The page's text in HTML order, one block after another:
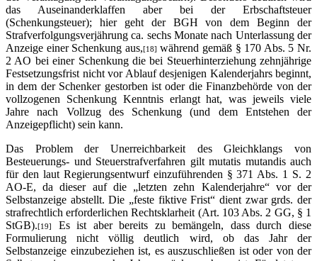
das Auseinanderklaffen aber bei der Erbschaftsteuer
(Schenkungsteuer); hier geht der BGH von dem Beginn der
Strafverfolgungsverjährung ca. sechs Monate nach Unterlassung der
Anzeige einer Schenkung aus,[18] während gemäß § 170 Abs. 5 Nr.
2 AO bei einer Schenkung die bei Steuerhinterziehung zehnjährige
Festsetzungsfrist nicht vor Ablauf desjenigen Kalenderjahrs beginnt,
in dem der Schenker gestorben ist oder die Finanzbehörde von der
vollzogenen Schenkung Kenntnis erlangt hat, was jeweils viele
Jahre nach Vollzug des Schenkung (und dem Entstehen der
Anzeigepflicht) sein kann.
Das Problem der Unerreichbarkeit des Gleichklangs von
Besteuerungs- und Steuerstrafverfahren gilt mutatis mutandis auch
für den laut Regierungsentwurf einzuführenden § 371 Abs. 1 S. 2
AO-E, da dieser auf die „letzten zehn Kalenderjahre“ vor der
Selbstanzeige abstellt. Die „feste fiktive Frist“ dient zwar grds. der
strafrechtlich erforderlichen Rechtsklarheit (Art. 103 Abs. 2 GG, § 1
StGB).[19]
Es ist aber bereits zu bemängeln, dass durch diese
Formulierung nicht völlig deutlich wird, ob das Jahr der
Selbstanzeige einzubeziehen ist, es auszuschließen ist oder von der